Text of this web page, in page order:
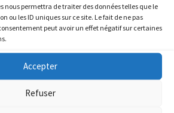
nous permettra de traiter des données telles que le
ou les ID uniques sur ce site. Le fait de ne pas
peut avoir un effet négatif sur certaines
Accepter
Refuser